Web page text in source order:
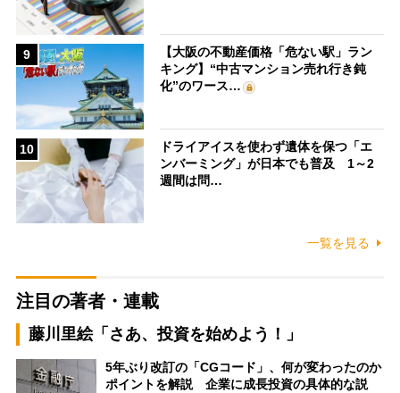
9
【大阪の不動産価格「危ない駅」ラン
キング】“中古マンション売れ行き鈍
化”のワース…
10
ドライアイスを使わず遺体を保つ「エ
ンバーミング」が日本でも普及 1～2
週間は問…
一覧を見る
注目の著者・連載
藤川里絵「さあ、投資を始めよう！」
5年ぶり改訂の「CGコード」、何が変わったのか
ポイントを解説 企業に成長投資の具体的な説